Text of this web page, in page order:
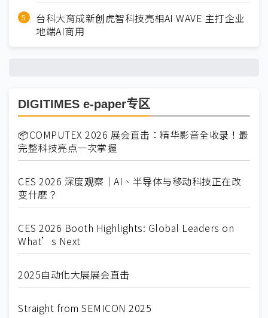
台科大育成新创虎智科技亮相AI WAVE 主打企业
地端AI商用
DIGITIMES e-paper专区
📦COMPUTEX 2026 展会直击：精华影音全收录！最
完整科技亮点一次掌握
CES 2026 深度观察｜AI、半导体与移动科技正在改
变什麽？
CES 2026 Booth Highlights: Global Leaders on
What’s Next
2025自动化大展展会直击
Straight from SEMICON 2025